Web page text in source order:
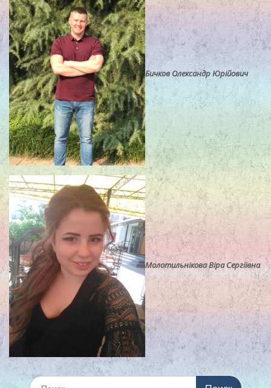
Бичков Олександр Юрійович
Молотильнікова Віра Сергіївна
Искать: